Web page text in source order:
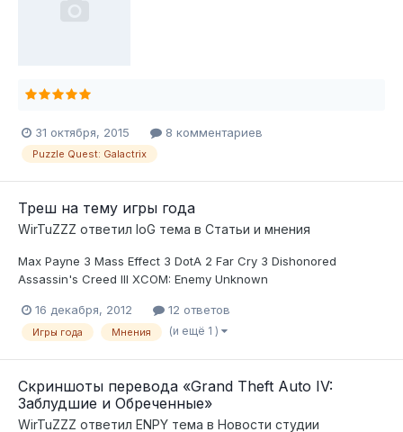
31 октября, 2015 8 комментариев
Puzzle Quest: Galactrix
Треш на тему игры года
WirTuZZZ ответил IoG тема в Статьи и мнения
Max Payne 3 Mass Effect 3 DotA 2 Far Cry 3 Dishonored
Assassin's Creed III XCOM: Enemy Unknown
16 декабря, 2012 12 ответов
Игры года Мнения (и ещё 1 )
Скриншоты перевода «Grand Theft Auto IV:
Заблудшие и Обреченные»
WirTuZZZ ответил ENPY тема в Новости студии